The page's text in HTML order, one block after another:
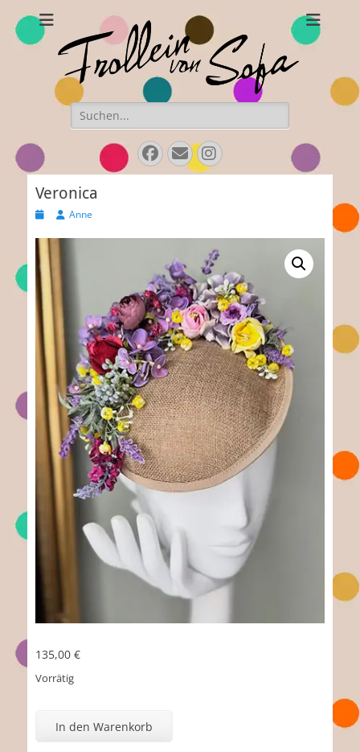
Frollein von Sofa
Handgefertigte Hüte und Accessoires
Suchen
nach:
Facebook
E-
Mail
Instagram
Veronica
Veröffentlicht
AutorAnne
135,00 €
Vorrätig
In den Warenkorb